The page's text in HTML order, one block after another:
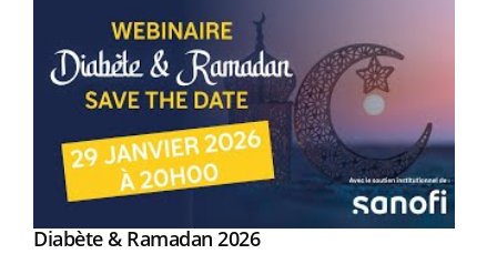
Youtube
Diabète & Ramadan 2026Youtube
Youtube
Un « jumeau numérique » pour faciliter l’accès